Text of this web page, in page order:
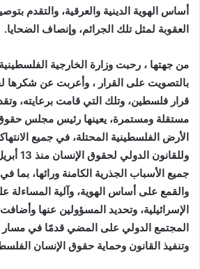
أساس الهوية الدينية والعرقية، والتقدم
العقوبة لمثل تلك الجرائم، وإنصاف الضحايا.
من جهتها ، رحبت وزارة الخارجية
بالتصويت على القرار ، وأعربت عن شكرها
قرار فلسطين، وتلك التي قامت برعايته،
مستقلة ومستمرة، يعينها رئيس مجلس
الأرض الفلسطينية المحتلة، في جميع
جميع الأسباب الجذرية الكامنة ورائها، بما
والقمع على أساس الهوية، وآلية المساءلة
الإسرائيلية، وتحديد المسؤولين عنها وأضافت
المجتمع الدولي على المضي قدمًا في مسار
وتنفيذ القانون وحماية حقوق الإنسان